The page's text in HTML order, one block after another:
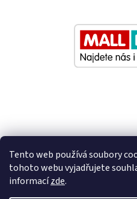
Tento web používá soubory
tohoto webu vyjadřujete
informacízde.